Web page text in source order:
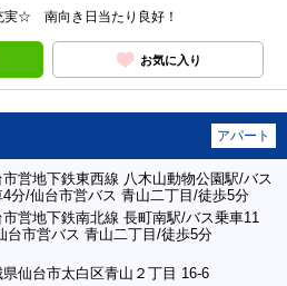
実☆ 南向き日当たり良好！
お気に入り
アパート
市営地下鉄東西線 八木山動物公園駅/バス
4分/仙台市営バス 青山二丁目/徒歩5分
市営地下鉄南北線 長町南駅/バス乗車11
台市営バス 青山二丁目/徒歩5分
県仙台市太白区青山２丁目 16-6